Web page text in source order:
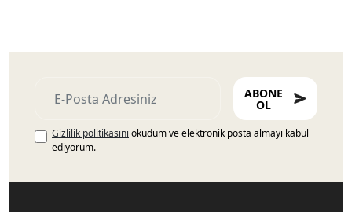
ABONE
OL
Gizlilik politikasını okudum ve elektronik posta almayı kabul
ediyorum.